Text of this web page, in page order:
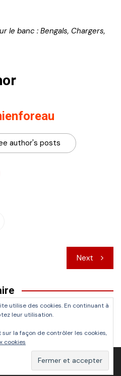
le banc : Bengals, Chargers,
author's posts
Next
pour publier un commentaire.
utilise des cookies. En continuant à
leur utilisation.
la façon de contrôler les cookies,
cookies